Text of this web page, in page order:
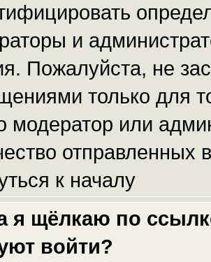
и
Пожалуйста, не
только для
модератор или
к началу
я щёлкаю по
войти?